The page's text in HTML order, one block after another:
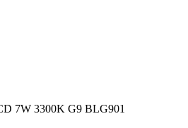
7W 3300K G9 BLG901